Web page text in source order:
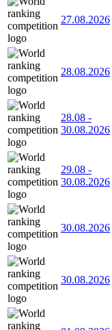
27.08.2026
28.08.2026
28.08 -
30.08.2026
29.08 -
30.08.2026
30.08.2026
30.08.2026